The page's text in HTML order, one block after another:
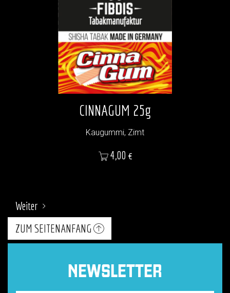
CINNAGUM 25g
Kaugummi, Zimt
Preis
4,00 €
Weiter
ZUM SEITENANFANG
NEWSLETTER